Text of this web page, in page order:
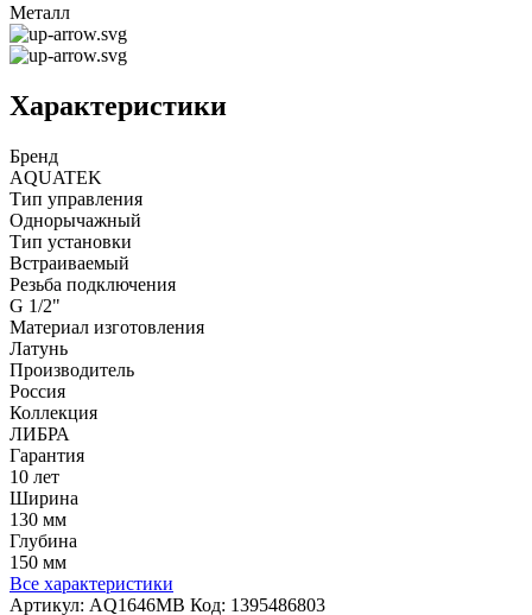
Металл
Характеристики
Бренд
AQUATEK
Тип управления
Однорычажный
Тип установки
Встраиваемый
Резьба подключения
G 1/2"
Материал изготовления
Латунь
Производитель
Россия
Коллекция
ЛИБРА
Гарантия
10 лет
Ширина
130 мм
Глубина
150 мм
Все характеристики
Артикул: AQ1646MB Код: 1395486803